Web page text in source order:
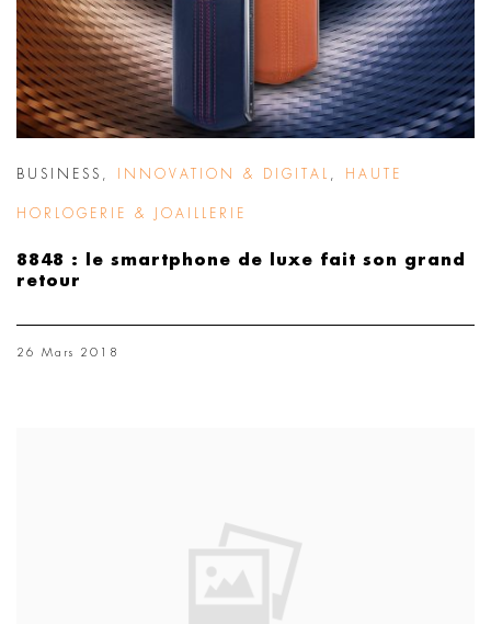
BUSINESS INNOVATION & DIGITAL HAUTE
HORLOGERIE & JOAILLERIE
8848 : le smartphone de luxe fait son grand
retour
26 Mars 2018